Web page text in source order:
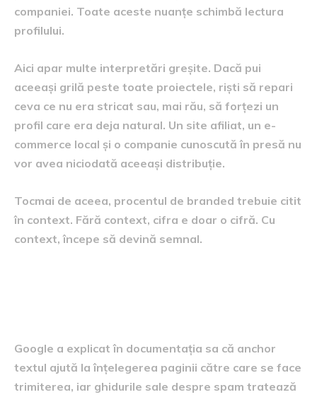
companiei. Toate aceste nuanțe schimbă lectura
profilului.
Aici apar multe interpretări greșite. Dacă pui
aceeași grilă peste toate proiectele, riști să repari
ceva ce nu era stricat sau, mai rău, să forțezi un
profil care era deja natural. Un site afiliat, un e-
commerce local și o companie cunoscută în presă nu
vor avea niciodată aceeași distribuție.
Tocmai de aceea, procentul de branded trebuie citit
în context. Fără context, cifra e doar o cifră. Cu
context, începe să devină semnal.
Google a explicat în documentația sa că anchor
textul ajută la înțelegerea paginii către care se face
trimiterea, iar ghidurile sale despre spam tratează